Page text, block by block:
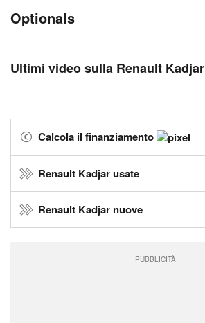
Optionals
Ultimi video sulla Renault Kadjar
Calcola il finanziamento
Renault Kadjar usate
Renault Kadjar nuove
PUBBLICITÀ